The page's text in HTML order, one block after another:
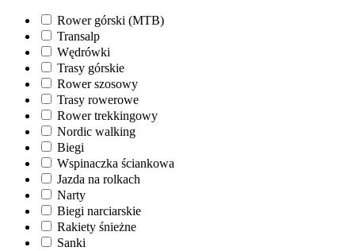
Rower górski (MTB)
Transalp
Wędrówki
Trasy górskie
Rower szosowy
Trasy rowerowe
Rower trekkingowy
Nordic walking
Biegi
Wspinaczka ściankowa
Jazda na rolkach
Narty
Biegi narciarskie
Rakiety śnieżne
Sanki